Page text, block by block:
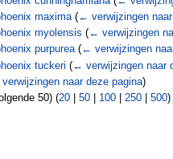
maxima (← verwijzingen
myolensis (← verwijzingen
purpurea (← verwijzingen
tuckeri (← verwijzingen naar
naar deze pagina)
50) (20 50 100 250 500)